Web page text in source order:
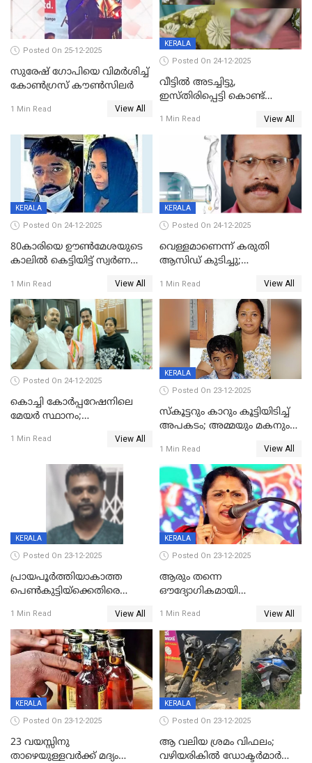
Posted On 25-12-2025
സുരേഷ് ഗോപിയെ വിമര്‍ശിച്ച്
കോണ്‍ഗ്രസ് കൗണ്‍സിലര്‍
1 Min Read View All
KERALA
Posted On 24-12-2025
വീട്ടിൽ അടച്ചിട്ടു,
ഇസ്തിരിപ്പെട്ടി കൊണ്ട്
ഗർഭിണിയായ യുവതിക്ക് ക്രൂര
1 Min Read View All
KERALA
Posted On 24-12-2025
80കാരിയെ ഊൺമേശയുടെ
കാലിൽ കെട്ടിയിട്ട് സ്വർണവും
കൊച്ചുമകനും സുഹൃത്തും
അറസ്റ്റിൽ
1 Min Read View All
KERALA
Posted On 24-12-2025
വെള്ളമാണെന്ന് കരുതി
ആസിഡ് കുടിച്ചു;
മരിച്ചു
1 Min Read View All
Posted On 24-12-2025
കൊച്ചി കോര്‍പ്പറേഷനിലെ
മേയര്‍ സ്ഥാനം;
രൂക്ഷം
1 Min Read View All
KERALA
Posted On 23-12-2025
സ്കൂട്ടറും കാറും കൂട്ടിയിടിച്ച്
അപകടം; അമ്മയും മകനും
ഗുരുതരാവസ്ഥയിൽ
1 Min Read View All
KERALA
Posted On 23-12-2025
പ്രായപൂർത്തിയാകാത്ത
പെൺകുട്ടിയ്ക്കെതിരെ
59 വർഷം തടവും 90,൦൦൦ രൂപ
പിഴയും ശിക്ഷ
1 Min Read View All
KERALA
Posted On 23-12-2025
ആരും തന്നെ
ഔദ്യോഗികമായി
കണ്ടെത്താൻ ഇന്ന് കോർ
കമ്മിറ്റി കൂടിയില്ല';
അതൃപ്തിയുമായി ദീപ്തി മേരി
വർഗീസ്
1 Min Read View All
KERALA
Posted On 23-12-2025
23 വയസ്സിനു
താഴെയുള്ളവർക്ക് മദ്യം
KERALA
Posted On 23-12-2025
ആ വലിയ ശ്രമം വിഫലം;
വഴിയരികില്‍ ‌ഡോക്ടര്‍മാര്‍